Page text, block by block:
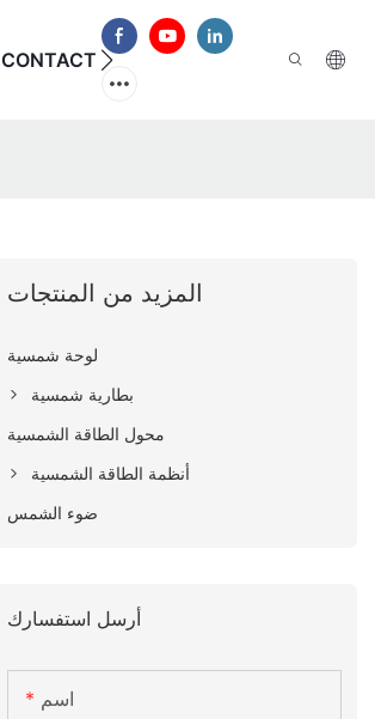
CONTACT US الأسئلة الشائعة
المزيد من المنتجات
لوحة شمسية
بطارية شمسية
محول الطاقة الشمسية
أنظمة الطاقة الشمسية
ضوء الشمس
أرسل استفسارك
اسم